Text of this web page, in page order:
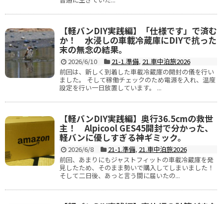
【軽バンDIY実践編】「仕様です」で済む
か！ 水浸しの車載冷蔵庫にDIYで抗った
末の無念の結果。
2026/6/10 21-1.準備, 21.車中泊旅2026
前回は、新しく到着した車載冷蔵庫の開封の儀を行い
ました。 そして稼働チェックのため電源を入れ、温度
設定を行い一日放置しています。 ...
【軽バンDIY実践編】奥行36.5cmの救世
主！ Alpicool GES45開封で分かった、
軽バンに優しすぎる神ギミック。
2026/6/8 21-1.準備, 21.車中泊旅2026
前回、あまりにもジャストフィットの車載冷蔵庫を発
見したため、そのまま勢いで購入してしまいました！
そして二日後、あっと言う間に届いたの...